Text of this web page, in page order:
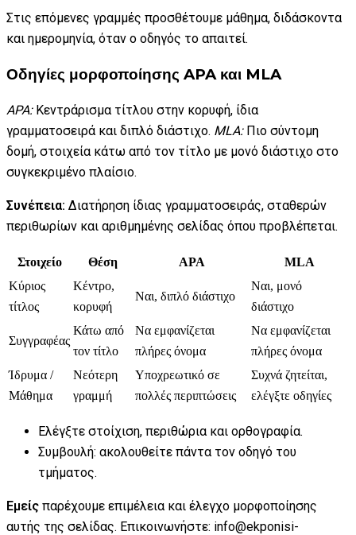
Στις επόμενες γραμμές προσθέτουμε μάθημα, διδάσκοντα
και ημερομηνία, όταν ο οδηγός το απαιτεί.
Οδηγίες μορφοποίησης APA και MLA
APA:Κεντράρισμα τίτλου στην κορυφή, ίδια
γραμματοσειρά και διπλό διάστιχο. MLA:Πιο σύντομη
δομή, στοιχεία κάτω από τον τίτλο με μονό διάστιχο στο
συγκεκριμένο πλαίσιο.
Συνέπεια: Διατήρηση ίδιας γραμματοσειράς, σταθερών
περιθωρίων και αριθμημένης σελίδας όπου προβλέπεται.
Στοιχείο Θέση APA
MLA
Κύριος
τίτλος
Κέντρο,
κορυφή
Ναι, διπλό διάστιχο
Ναι, μονό
διάστιχο
Συγγραφέας
Κάτω από
τον τίτλο
Να εμφανίζεται
πλήρες όνομα
Να εμφανίζεται
πλήρες όνομα
Ίδρυμα /
Μάθημα
Νεότερη
γραμμή
Υποχρεωτικό σε
πολλές περιπτώσεις
Συχνά ζητείται,
ελέγξτε οδηγίες
Ελέγξτε στοίχιση, περιθώρια και ορθογραφία.
Συμβουλή: ακολουθείτε πάντα τον οδηγό του
τμήματος.
Εμείς παρέχουμε επιμέλεια και έλεγχο μορφοποίησης
αυτής της σελίδας. Επικοινωνήστε: info@ekponisi-